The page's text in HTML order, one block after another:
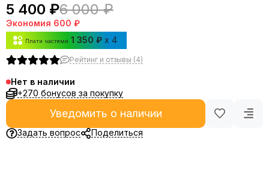
5 400 ₽6 000 ₽
Экономия 600 ₽
Плати частями 1 350 ₽ x 4
Рейтинг и отзывы (4)
Нет в наличии
+270 бонусов за покупку
Уведомить о наличии
Задать вопрос Поделиться